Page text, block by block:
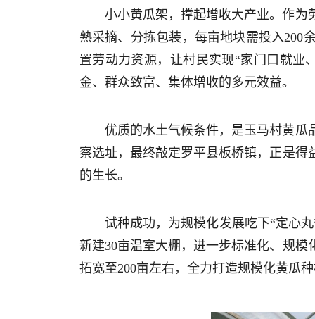
小小黄瓜架，撑起增收大产业。作为
熟采摘、分拣包装，每亩地块需投入200
置劳动力资源，让村民实现“家门口就业
金、群众致富、集体增收的多元效益。
优质的水土气候条件，是玉马村黄瓜
察选址，最终敲定罗平县板桥镇，正是
的生长。
试种成功，为规模化发展吃下“定心
新建30亩温室大棚，进一步标准化、规
拓宽至200亩左右，全力打造规模化黄瓜